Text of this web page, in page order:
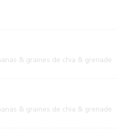
& graines de chia & grenade
& graines de chia & grenade